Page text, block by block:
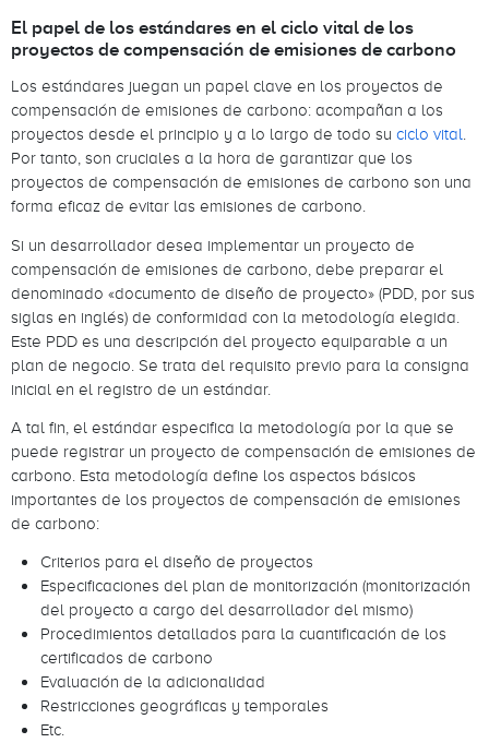
El papel de los estándares en el ciclo vital de los
proyectos de compensación de emisiones de carbono
Los estándares juegan un papel clave en los proyectos de
compensación de emisiones de carbono: acompañan a los
proyectos desde el principio y a lo largo de todo su ciclo vital.
Por tanto, son cruciales a la hora de garantizar que los
proyectos de compensación de emisiones de carbono son una
forma eficaz de evitar las emisiones de carbono.
Si un desarrollador desea implementar un proyecto de
compensación de emisiones de carbono, debe preparar el
denominado «documento de diseño de proyecto» (PDD, por sus
siglas en inglés) de conformidad con la metodología elegida.
Este PDD es una descripción del proyecto equiparable a un
plan de negocio. Se trata del requisito previo para la consigna
inicial en el registro de un estándar.
A tal fin, el estándar especifica la metodología por la que se
puede registrar un proyecto de compensación de emisiones de
carbono. Esta metodología define los aspectos básicos
importantes de los proyectos de compensación de emisiones
de carbono:
Criterios para el diseño de proyectos
Especificaciones del plan de monitorización (monitorización
del proyecto a cargo del desarrollador del mismo)
Procedimientos detallados para la cuantificación de los
certificados de carbono
Evaluación de la adicionalidad
Restricciones geográficas y temporales
Etc.